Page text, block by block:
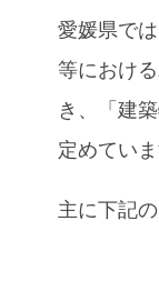
愛媛県で
等におけ
き、
「建
定めていま
主に下記